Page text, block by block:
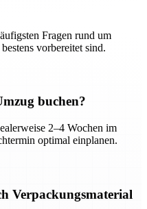
Fragen rund um
vorbereitet sind.
buchen?
2–4 Wochen im
optimal einplanen.
Verpackungsmaterial